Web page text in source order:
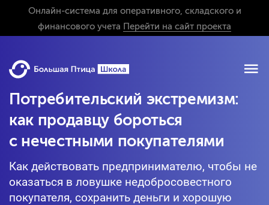
Онлайн-система для оперативного, складского и
финансового учета Перейти на сайт проекта
Потребительский экстремизм:
как продавцу бороться
с нечестными покупателями
Как действовать предпринимателю, чтобы не
оказаться в ловушке недобросовестного
покупателя, сохранить деньги и хорошую